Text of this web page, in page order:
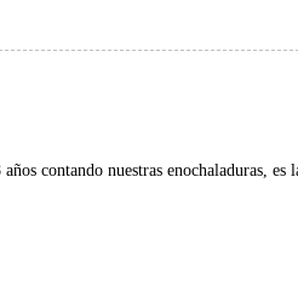
contando nuestras enochaladuras, es